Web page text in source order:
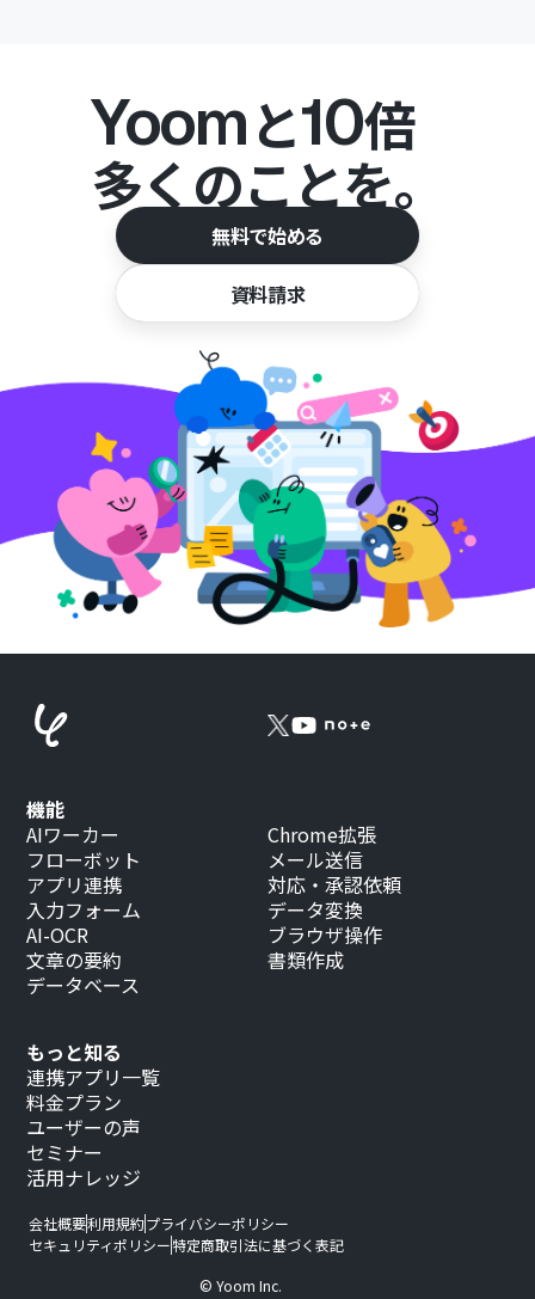
Yoomと10倍
多くのことを。
無料で始める
資料請求
もっと知る
連携アプリ一覧
料金プラン
ユーザーの声
セミナー
活用ナレッジ
機能
AIワーカー
フローボット
アプリ連携
入力フォーム
AI-OCR
文章の要約
データベース
Chrome拡張
メール送信
対応・承認依頼
データ変換
ブラウザ操作
書類作成
会社概要利用規約プライバシーポリシー
セキュリティポリシー特定商取引法に基づく表記
© Yoom Inc.